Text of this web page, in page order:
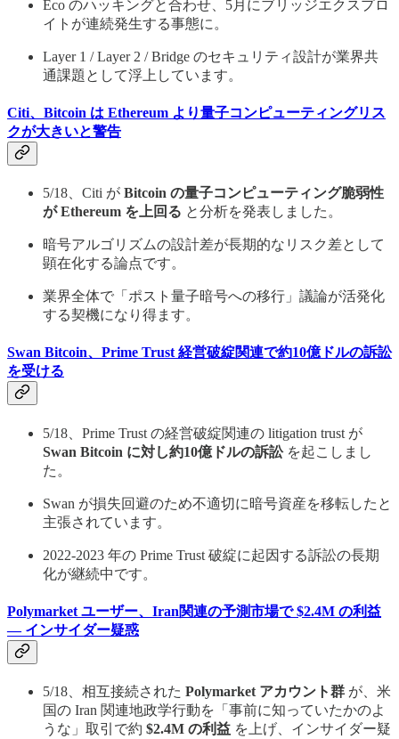
Eco のハッキングと合わせ、5月にブリッジエクスプロ
イトが連続発生する事態に。
Layer 1 / Layer 2 / Bridge のセキュリティ設計が業界共
通課題として浮上しています。
Citi、Bitcoin は Ethereum より量子コンピューティングリス
クが大きいと警告
5/18、Citi が Bitcoin の量子コンピューティング脆弱性
が Ethereum を上回る と分析を発表しました。
暗号アルゴリズムの設計差が長期的なリスク差として
顕在化する論点です。
業界全体で「ポスト量子暗号への移行」議論が活発化
する契機になり得ます。
Swan Bitcoin、Prime Trust 経営破綻関連で約10億ドルの訴訟
を受ける
5/18、Prime Trust の経営破綻関連の litigation trust が
Swan Bitcoin に対し約10億ドルの訴訟を起こしまし
た。
Swan が損失回避のため不適切に暗号資産を移転したと
主張されています。
2022-2023 年の Prime Trust 破綻に起因する訴訟の長期
化が継続中です。
Polymarket ユーザー、Iran関連の予測市場で $2.4M の利益
— インサイダー疑惑
5/18、相互接続された Polymarket アカウント群 が、米
国の Iran 関連地政学行動を「事前に知っていたかのよ
うな」取引で約 $2.4M の利益 を上げ、インサイダー疑